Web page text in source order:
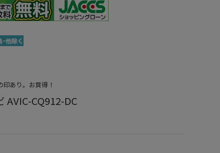
あり。お買得！
AVIC-CQ912-DC